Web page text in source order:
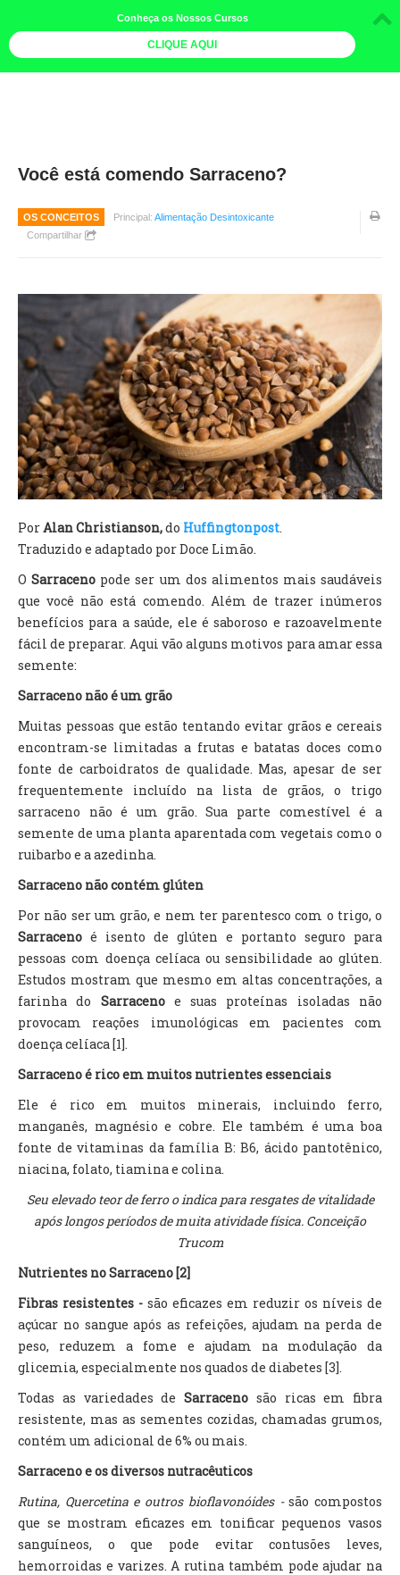
MAIS
BOLETINS
GALERIA DE FOTOS
PÓS-OFICINAS
COLABORADORES
TV DE BEM COM A NATUREZA
FALE CONOSCO
ASSINE O SITE
Você está comendo Sarraceno?
OS CONCEITOS Principal: Alimentação Desintoxicante
Compartilhar
PorAlan Christianson,do Huffingtonpost.
Traduzido e adaptado por Doce Limão.
OSarraceno pode ser um dos alimentos mais saudáveis
que você não está comendo. Além de trazer inúmeros
benefícios para a saúde, ele é saboroso e razoavelmente
fácil de preparar. Aqui vão alguns motivos para amar essa
semente:
Sarraceno não é um grão
Muitas pessoas que estão tentando evitar grãos e cereais
encontram-se limitadas a frutas e batatas doces como
fonte de carboidratos de qualidade. Mas, apesar de ser
frequentemente incluído na lista de grãos, o trigo
sarraceno não é um grão. Sua parte comestível é a
semente de uma planta aparentada com vegetais como o
ruibarbo e a azedinha.
Sarraceno não contém glúten
Por não ser um grão, e nem ter parentesco com o trigo, o
Sarraceno é isento de glúten e portanto seguro para
pessoas com doença celíaca ou sensibilidade ao glúten.
Estudos mostram que mesmo em altas concentrações, a
farinha do Sarracenoe suas proteínas isoladas não
provocam reações imunológicas em pacientes com
doença celíaca [1].
Sarraceno é rico em muitos nutrientes essenciais
Ele é rico em muitos minerais, incluindo ferro,
manganês, magnésio e cobre. Ele também é uma boa
fonte de vitaminas da família B: B6, ácido pantotênico,
niacina, folato, tiamina e colina.
Seu elevado teor de ferro o indica para resgates de vitalidade
após longos períodos de muita atividade física. Conceição
Trucom
Nutrientes no Sarraceno [2]
Fibras resistentes - são eficazes em reduzir os níveis de
açúcar no sangue após as refeições, ajudam na perda de
peso, reduzem a fome e ajudam na modulação da
glicemia, especialmente nos quados de diabetes [3].
Todas as variedades de Sarraceno são ricas em fibra
resistente, mas as sementes cozidas, chamadas grumos,
contém um adicional de 6% ou mais.
Sarraceno e os diversos nutracêuticos
Rutina, Quercetina e outros bioflavonóides -são compostos
que se mostram eficazes em tonificar pequenos vasos
sanguíneos, o que pode evitar contusões leves,
hemorroidas e varizes. A rutina também pode ajudar na
Conheça os Nossos Cursos
CLIQUE AQUI